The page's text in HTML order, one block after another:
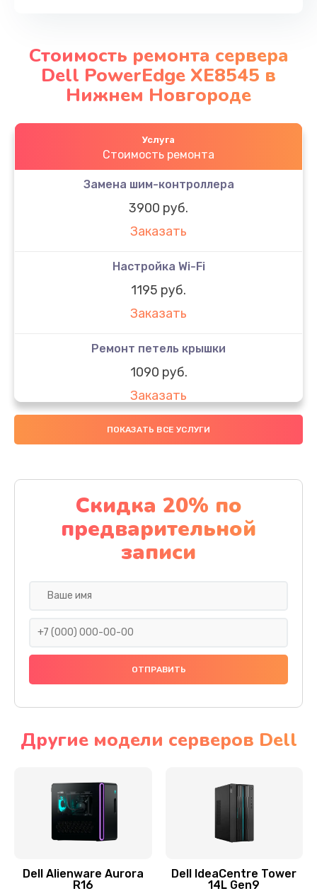
Стоимость ремонта сервера
Dell PowerEdge XE8545 в
Нижнем Новгороде
Услуга
Стоимость ремонта
Замена шим-контроллера
3900 руб.
Заказать
Настройка Wi-Fi
1195 руб.
Заказать
Ремонт петель крышки
1090 руб.
Заказать
Замена вебкамеры
Заказать
Установка драйверов
1000 руб.
Заказать
Замена жесткого диска
Ремонт цепей питания
Ремонт разъема питания
ПОКАЗАТЬ ВСЕ УСЛУГИ
Скидка 20% по
предварительной
записи
Другие модели серверов Dell
Dell Alienware Aurora
R16
Dell IdeaCentre Tower
14L Gen9